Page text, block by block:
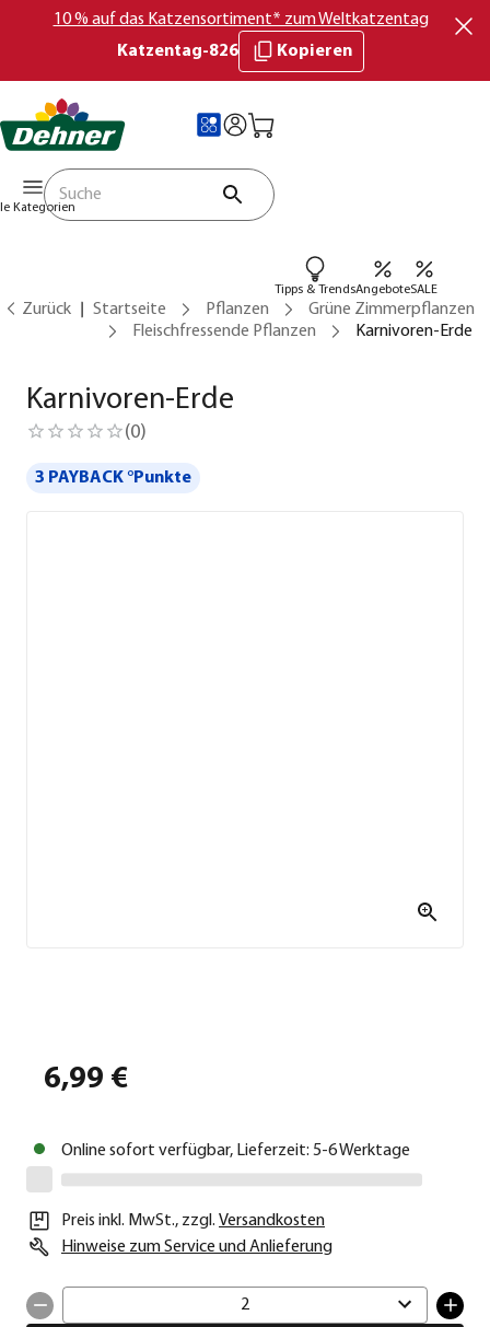
10 % auf das Katzensortiment* zum Weltkatzentag
Katzentag-826
Kopieren
Kategorien
Tipps & TrendsAngeboteSALE
Zurück Startseite Pflanzen
Grüne Zimmerpflanzen
Fleischfressende Pflanzen
Karnivoren-Erde
Karnivoren-Erde
(0)
3 PAYBACK °Punkte
6,99 €
Online sofort verfügbar, Lieferzeit: 5-6 Werktage
Preis inkl. MwSt., zzgl. Versandkosten
Hinweise zum Service und Anlieferung
2